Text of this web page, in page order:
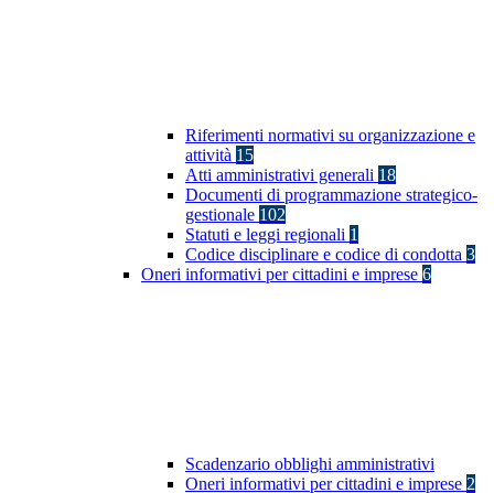
Riferimenti normativi su organizzazione e
attività 15
Atti amministrativi generali 18
Documenti di programmazione strategico-
gestionale 102
Statuti e leggi regionali 1
Codice disciplinare e codice di condotta 3
Oneri informativi per cittadini e imprese 6
Scadenzario obblighi amministrativi
Oneri informativi per cittadini e imprese 2